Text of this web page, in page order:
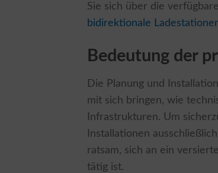
Sie sich über die
bidirektionale
Bedeutung der
Die Planung und
mit sich bringen, wie
Infrastrukturen. Um
Installationen
ratsam, sich an ein
tätig ist.